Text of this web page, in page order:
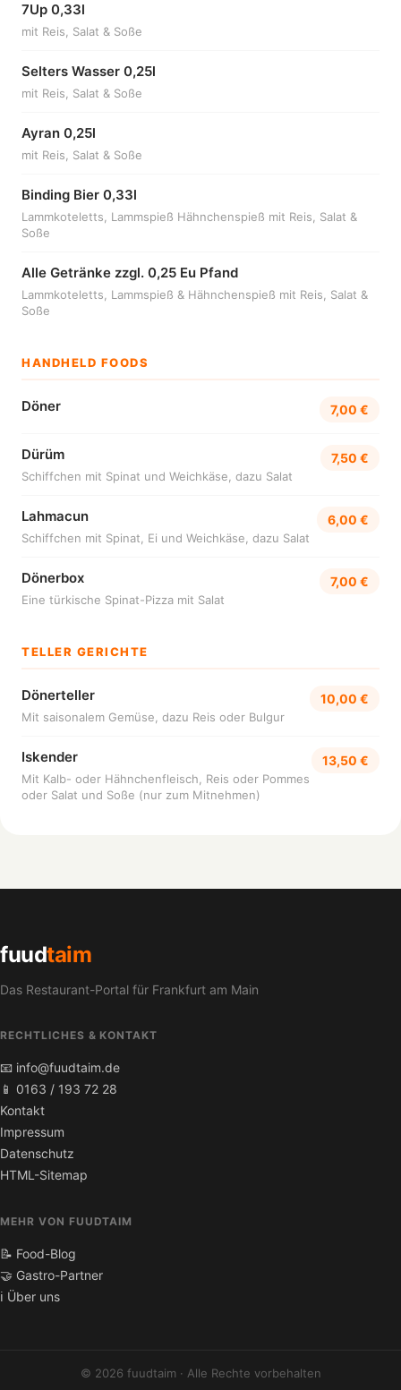
7Up 0,33l
mit Reis, Salat & Soße
Selters Wasser 0,25l
mit Reis, Salat & Soße
Ayran 0,25l
mit Reis, Salat & Soße
Binding Bier 0,33l
Lammkoteletts, Lammspieß Hähnchenspieß mit Reis, Salat &
Soße
Alle Getränke zzgl. 0,25 Eu Pfand
Lammkoteletts, Lammspieß & Hähnchenspieß mit Reis, Salat &
Soße
HANDHELD FOODS
Döner 7,00 €
Dürüm
Schiffchen mit Spinat und Weichkäse, dazu Salat
7,50 €
Lahmacun
Schiffchen mit Spinat, Ei und Weichkäse, dazu Salat
6,00 €
Dönerbox
Eine türkische Spinat-Pizza mit Salat
7,00 €
TELLER GERICHTE
Dönerteller
Mit saisonalem Gemüse, dazu Reis oder Bulgur
10,00 €
Iskender
Mit Kalb- oder Hähnchenfleisch, Reis oder Pommes
oder Salat und Soße (nur zum Mitnehmen)
13,50 €
fuudtaim
Das Restaurant-Portal für Frankfurt am Main
RECHTLICHES & KONTAKT
📧 info@fuudtaim.de
📱 0163 / 193 72 28
Kontakt
Impressum
Datenschutz
HTML-Sitemap
MEHR VON FUUDTAIM
📝 Food-Blog
🤝 Gastro-Partner
ℹ️ Über uns
© 2026 fuudtaim · Alle Rechte vorbehalten